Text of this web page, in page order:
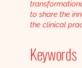
to share the
the clinical
Keywords